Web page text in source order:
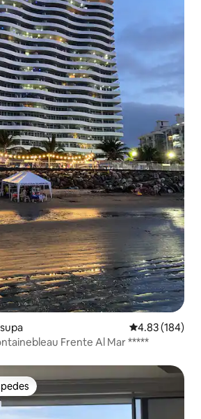
Calificación
4.83 (184)
Frente Al Mar *****